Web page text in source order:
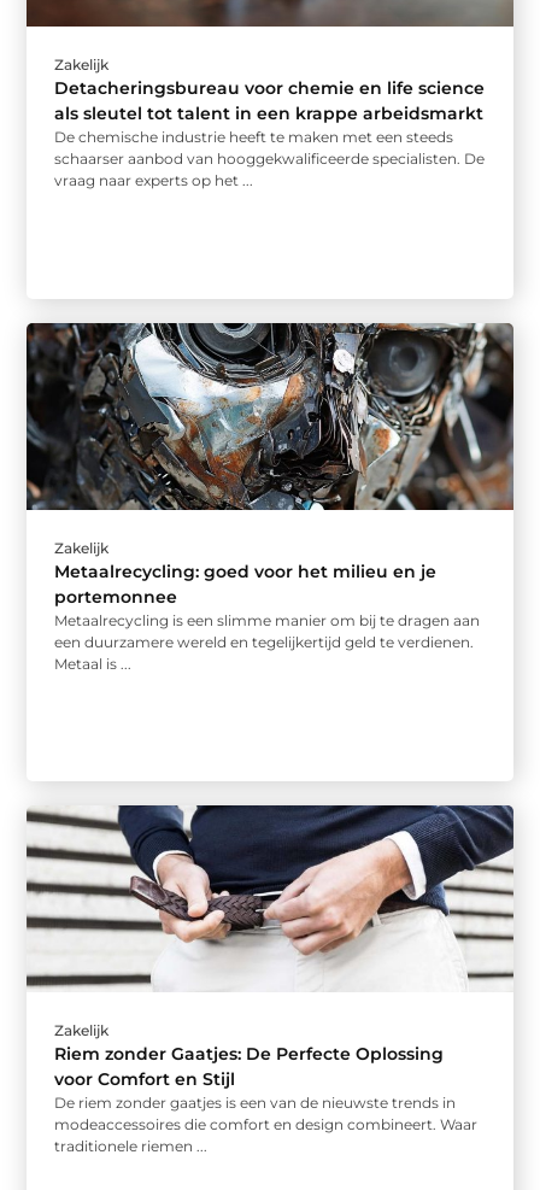
Zakelijk
Detacheringsbureau voor chemie en life science
als sleutel tot talent in een krappe arbeidsmarkt
De chemische industrie heeft te maken met een steeds
schaarser aanbod van hooggekwalificeerde specialisten. De
vraag naar experts op het ...
Zakelijk
Metaalrecycling: goed voor het milieu en je
portemonnee
Metaalrecycling is een slimme manier om bij te dragen aan
een duurzamere wereld en tegelijkertijd geld te verdienen.
Metaal is ...
Zakelijk
Riem zonder Gaatjes: De Perfecte Oplossing
voor Comfort en Stijl
De riem zonder gaatjes is een van de nieuwste trends in
modeaccessoires die comfort en design combineert. Waar
traditionele riemen ...